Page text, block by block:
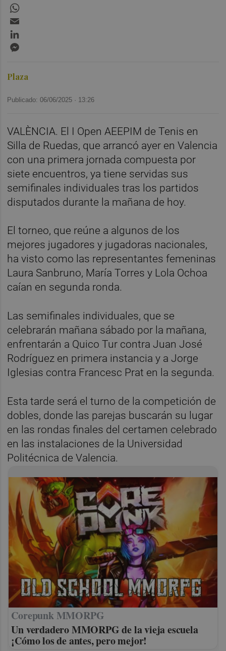
Plaza
Publicado: 06/06/2025 · 13:26
VALÈNCIA. El I Open AEEPIM de Tenis en
Silla de Ruedas, que arrancó ayer en Valencia
con una primera jornada compuesta por
siete encuentros, ya tiene servidas sus
semifinales individuales tras los partidos
disputados durante la mañana de hoy.
El torneo, que reúne a algunos de los
mejores jugadores y jugadoras nacionales,
ha visto como las representantes femeninas
Laura Sanbruno, María Torres y Lola Ochoa
caían en segunda ronda.
Las semifinales individuales, que se
celebrarán mañana sábado por la mañana,
enfrentarán a Quico Tur contra Juan José
Rodríguez en primera instancia y a Jorge
Iglesias contra Francesc Prat en la segunda.
Esta tarde será el turno de la competición de
dobles, donde las parejas buscarán su lugar
en las rondas finales del certamen celebrado
en las instalaciones de la Universidad
Politécnica de Valencia.
Corepunk MMORPG
Un verdadero MMORPG de la vieja escuela
¡Cómo los de antes, pero mejor!